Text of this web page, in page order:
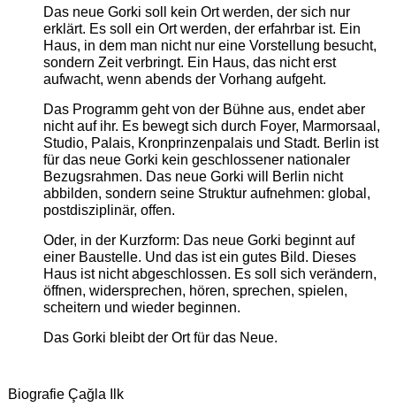
Das neue Gorki soll kein Ort werden, der sich nur
erklärt. Es soll ein Ort werden, der erfahrbar ist. Ein
Haus, in dem man nicht nur eine Vorstellung besucht,
sondern Zeit verbringt. Ein Haus, das nicht erst
aufwacht, wenn abends der Vorhang aufgeht.
Das Programm geht von der Bühne aus, endet aber
nicht auf ihr. Es bewegt sich durch Foyer, Marmorsaal,
Studio, Palais, Kronprinzenpalais und Stadt. Berlin ist
für das neue Gorki kein geschlossener nationaler
Bezugsrahmen. Das neue Gorki will Berlin nicht
abbilden, sondern seine Struktur aufnehmen: global,
postdisziplinär, offen.
Oder, in der Kurzform: Das neue Gorki beginnt auf
einer Baustelle. Und das ist ein gutes Bild. Dieses
Haus ist nicht abgeschlossen. Es soll sich verändern,
öffnen, widersprechen, hören, sprechen, spielen,
scheitern und wieder beginnen.
Das Gorki bleibt der Ort für das Neue.
Biografie Çağla Ilk